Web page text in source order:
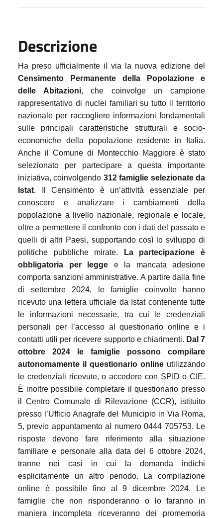
Descrizione
Ha preso ufficialmente il via la nuova edizione del
Censimento Permanente della Popolazione e
delle Abitazioni, che coinvolge un campione
rappresentativo di nuclei familiari su tutto il territorio
nazionale per raccogliere informazioni fondamentali
sulle principali caratteristiche strutturali e socio-
economiche della popolazione residente in Italia.
Anche il Comune di Montecchio Maggiore è stato
selezionato per partecipare a questa importante
iniziativa, coinvolgendo 312 famiglie selezionate da
Istat. Il Censimento è un’attività essenziale per
conoscere e analizzare i cambiamenti della
popolazione a livello nazionale, regionale e locale,
oltre a permettere il confronto con i dati del passato e
quelli di altri Paesi, supportando così lo sviluppo di
politiche pubbliche mirate.
La partecipazione è
obbligatoria per legge e la mancata adesione
comporta sanzioni amministrative. A partire dalla fine
di settembre 2024, le famiglie coinvolte hanno
ricevuto una lettera ufficiale da Istat contenente tutte
le informazioni necessarie, tra cui le credenziali
personali per l’accesso al questionario onlinee i
contatti utili per ricevere supporto e chiarimenti. Dal 7
ottobre 2024
le famiglie possono compilare
autonomamente il questionario online utilizzando
le credenziali ricevute, o accedere con SPID o CIE.
È inoltre possibile completare il questionario presso
il Centro Comunale di Rilevazione (CCR), istituito
presso l’Ufficio Anagrafe del Municipio in Via Roma,
5, previo appuntamento al numero 0444 705753. Le
risposte devono fare riferimento alla situazione
familiare e personale alla data del 6 ottobre 2024,
tranne nei casi in cui la domanda indichi
esplicitamente un altro periodo. La compilazione
online è possibile fino al 9 dicembre 2024. Le
famiglie che non risponderanno o lo faranno in
maniera incompleta riceveranno dei promemoria